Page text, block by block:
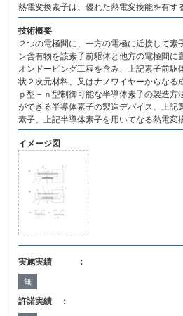
熱電変換素子は、優れた熱電変換能を有す
技術概要
２つの電極間に、一方の電極に近接して素
ン含有物を該素子前駆体と他方の電極間に
オンドーピング工程を含み、上記素子前駆
状２次元材料、又はナノワイヤーからなる
ｐ型－ｎ型制御可能な半導体素子の製造方
ができる半導体素子の製造デバイス、上記
素子、上記半導体素子を用いてなる熱電変
イメージ図
実施実績 ：
無
許諾実績 ：